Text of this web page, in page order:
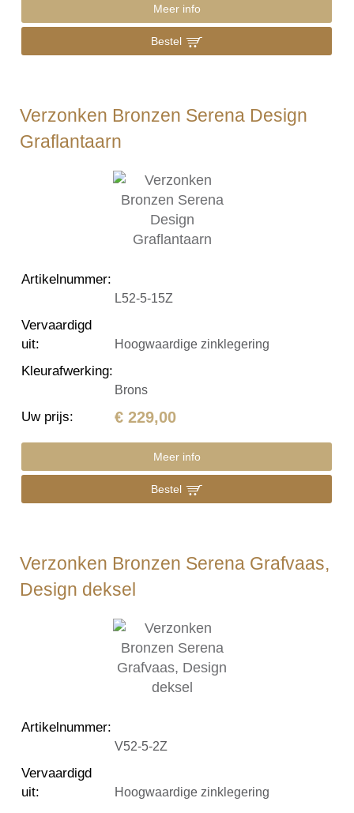
Meer info
Bestel
Verzonken Bronzen Serena Design
Graflantaarn
Artikelnummer:
L52-5-15Z
Vervaardigd
uit: Hoogwaardige zinklegering
Kleurafwerking:
Brons
Uw prijs: € 229,00
Meer info
Bestel
Verzonken Bronzen Serena Grafvaas,
Design deksel
Artikelnummer:
V52-5-2Z
Vervaardigd
uit: Hoogwaardige zinklegering